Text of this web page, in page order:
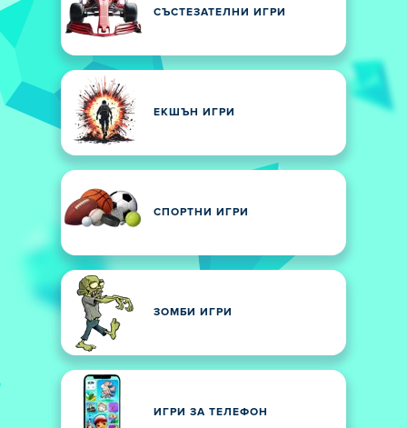
СЪСТЕЗАТЕЛНИ ИГРИ
ЕКШЪН ИГРИ
СПОРТНИ ИГРИ
ЗОМБИ ИГРИ
ИГРИ ЗА ТЕЛЕФОН